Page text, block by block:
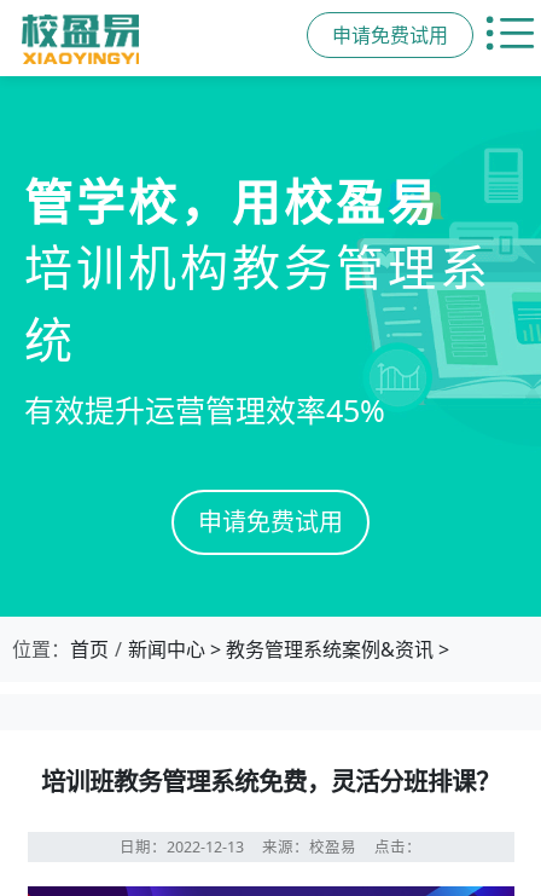
申请免费试用
管学校，用校盈易
培训机构教务管理系
统
有效提升运营管理效率45%
申请免费试用
位置： 首页 新闻中心>教务管理系统案例&资讯>
培训班教务管理系统免费，灵活分班排课？
日期：2022-12-13 来源：校盈易 点击：